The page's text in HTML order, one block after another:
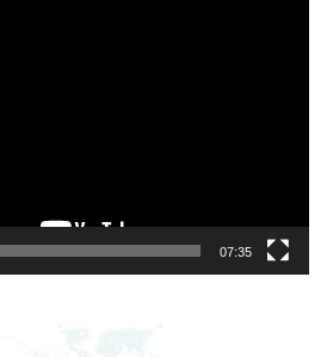
07:35